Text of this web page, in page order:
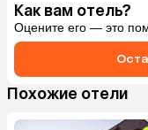
Как вам отель?
Оцените его — это
Похожие отели